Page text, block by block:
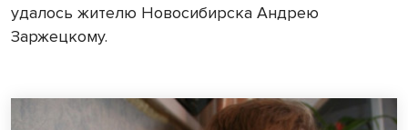
удалось жителю Новосибирска Андрею
Заржецкому.